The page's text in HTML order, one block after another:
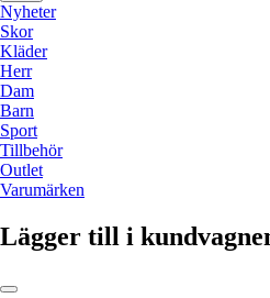
Nyheter
Skor
Kläder
Herr
Dam
Barn
Sport
Tillbehör
Outlet
Varumärken
Lägger till i